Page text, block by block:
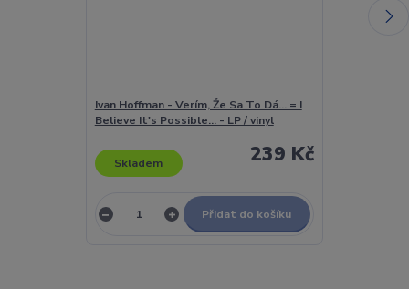
Ivan Hoffman - Verím, Že Sa To Dá... = I
Believe It's Possible... - LP / vinyl
239 Kč
Skladem
Přidat do košíku